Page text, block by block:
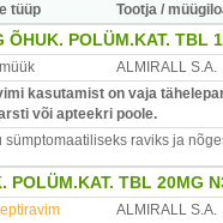
tüüp Tootja /
ÕHUK. POLÜM.KAT. TBL
ALMIRALL S.A.
kasutamist on vaja
või apteekri poole.
raviks ja
POLÜM.KAT. TBL 20MG
ALMIRALL S.A.